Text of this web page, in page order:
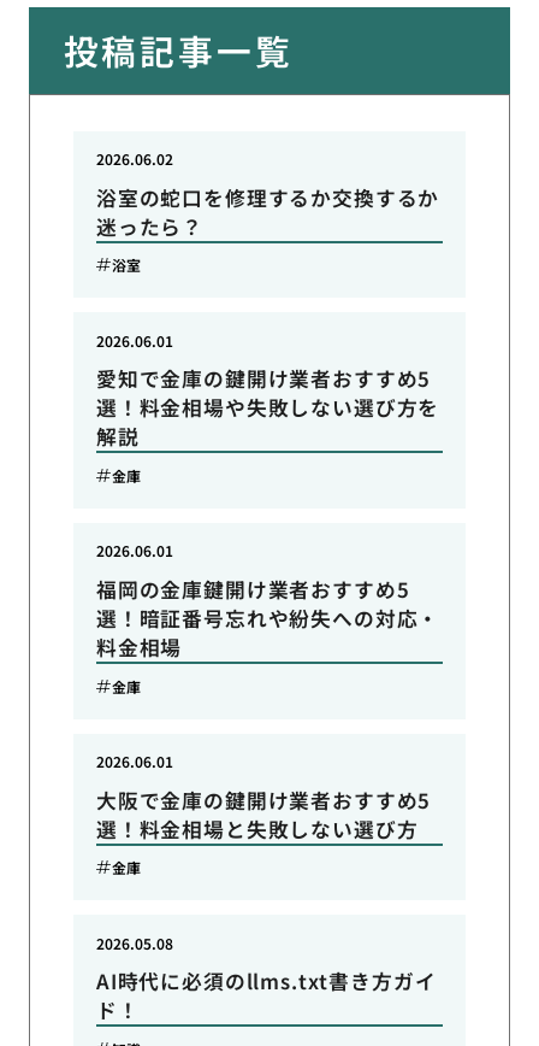
投稿記事一覧
浴室の蛇口を修理するか交換するか
迷ったら？
2026.06.02
浴室
愛知で金庫の鍵開け業者おすすめ5
選！料金相場や失敗しない選び方を
解説
2026.06.01
金庫
福岡の金庫鍵開け業者おすすめ5
選！暗証番号忘れや紛失への対応・
料金相場
2026.06.01
金庫
大阪で金庫の鍵開け業者おすすめ5
選！料金相場と失敗しない選び方
2026.06.01
金庫
AI時代に必須のllms.txt書き方ガイ
ド！
2026.05.08